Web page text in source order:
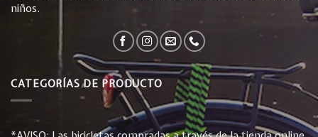
niños.
CATEGORÍAS DE PRODUCTO